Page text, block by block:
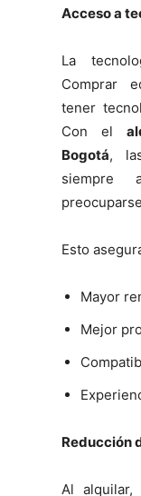
Acceso a
La
Comprar
tener
Con el
Bogotá,
siempre
Esto
Mayor
Mejor
Reducción
Al